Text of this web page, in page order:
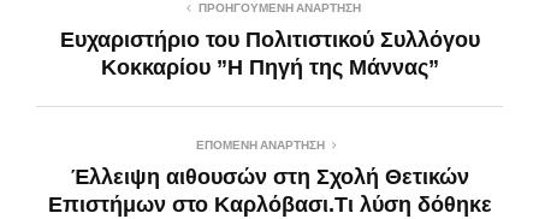
ΠΡΟΗΓΟΎΜΕΝΗ ΑΝΆΡΤΗΣΗ
Ευχαριστήριο του Πολιτιστικού Συλλόγου
Κοκκαρίου ”Η Πηγή της Μάννας”
ΕΠΌΜΕΝΗ ΑΝΆΡΤΗΣΗ
Έλλειψη αιθουσών στη Σχολή Θετικών
Επιστήμων στο Καρλόβασι.Τι λύση δόθηκε